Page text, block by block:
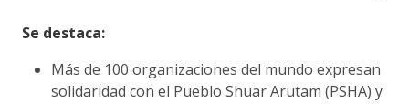
Se destaca:
Más de 100 organizaciones del mundo expresan
solidaridad con el Pueblo Shuar Arutam (PSHA) y